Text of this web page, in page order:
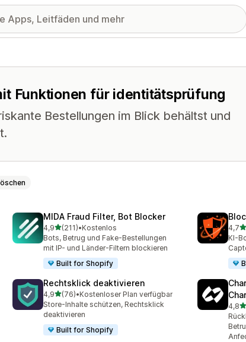
Funktionen für identitätsprüfung
Bestellungen im Blick behältst und
MIDA Fraud Filter, Bot Blocker
4,9von 5 Sternen
(211)
211 Rezensionen insgesamt
•Kostenlos
Bots, Betrug und Fake-Bestellungen
mit IP- und Länder-Filtern blockieren
Built for Shopify
4,7
315
KI-
Rechtsklick deaktivieren
4,9von 5 Sternen
(76)
76 Rezensionen insgesamt
•Kostenloser Plan verfügbar
Store-Inhalte schützen, Rechtsklick
deaktivieren
Built for Shopify
4,8
363